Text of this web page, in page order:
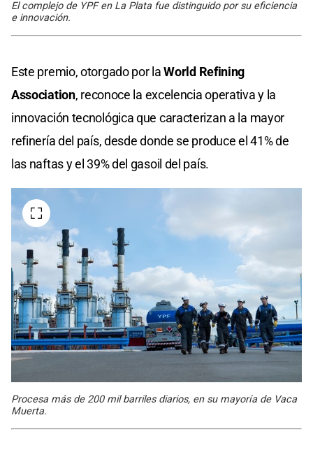
El complejo de YPF en La Plata fue distinguido por su eficiencia
e innovación.
Este premio, otorgado por laWorld Refining
Association, reconoce la excelencia operativa y la
innovación tecnológica que caracterizan a la mayor
refinería del país, desde donde se produce el 41% de
las naftas y el 39% del gasoil del país.
Procesa más de 200 mil barriles diarios, en su mayoría de Vaca
Muerta.